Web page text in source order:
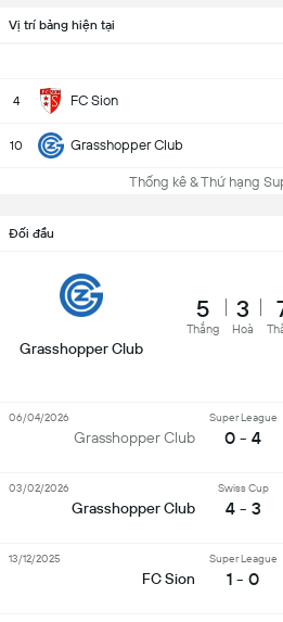
Vị trí bảng hiện tại
4 FC Sion
10 Grasshopper Club
Thống kê & Thứ hạng
Đối đầu
Grasshopper Club
5
Thắng
3
Hoà
Grasshopper Club
Super League
0 - 4
06/04/2026
Grasshopper Club
Swiss Cup
4 - 3
03/02/2026
FC Sion
Super League
1 - 0
13/12/2025